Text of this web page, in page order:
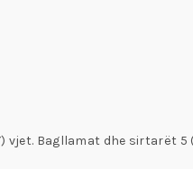
Bagllamat dhe sirtarët 5